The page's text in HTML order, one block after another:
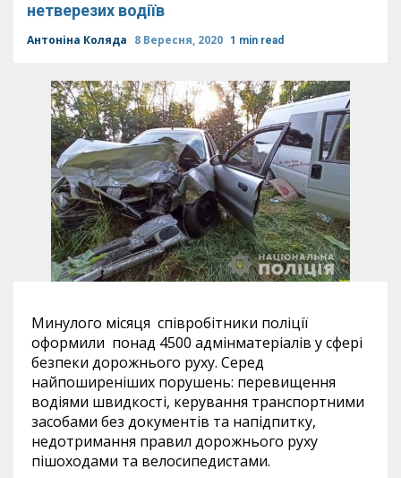
нетверезих водіїв
Антоніна Коляда 8 Вересня, 2020 1 min read
Минулого місяця співробітники поліції
оформили понад 4500 адмінматеріалів у сфері
безпеки дорожнього руху. Серед
найпоширеніших порушень: перевищення
водіями швидкості, керування транспортними
засобами без документів та напідпитку,
недотримання правил дорожнього руху
пішоходами та велосипедистами.